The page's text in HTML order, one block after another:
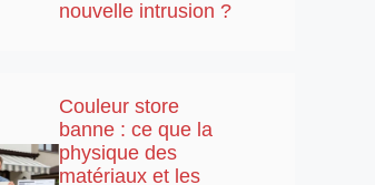
nouvelle intrusion ?
Couleur store
banne : ce que la
physique des
matériaux et les